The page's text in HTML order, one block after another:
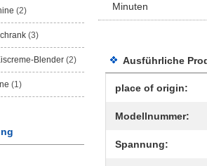
(2)
(3)
Blender (2)
(1)
Minuten
Ausführliche
place of origin:
Modellnummer:
Spannung: